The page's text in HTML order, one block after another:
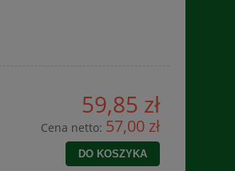
59,85 zł
Cena netto: 57,00 zł
DO KOSZYKA